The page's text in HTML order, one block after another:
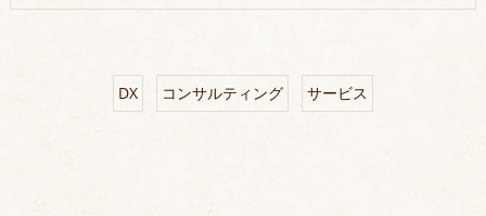
DX コンサルティング サービス